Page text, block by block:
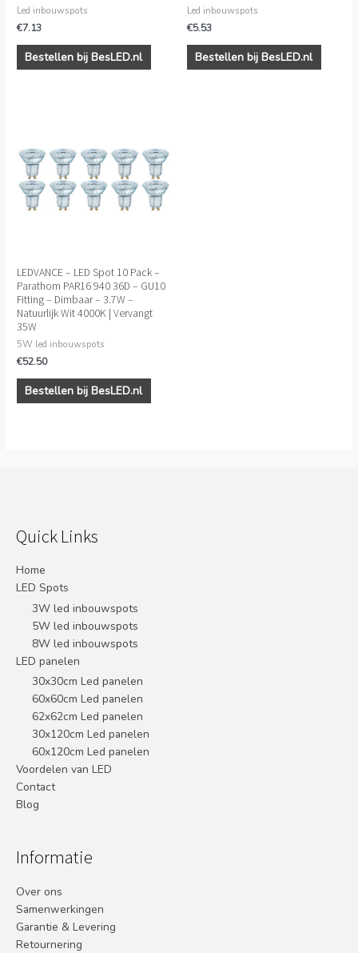
Led inbouwspots
€7.13
Bestellen bij BesLED.nl
Led inbouwspots
€5.53
Bestellen bij BesLED.nl
LEDVANCE – LED Spot 10 Pack –
Parathom PAR16 940 36D – GU10
Fitting – Dimbaar – 3.7W –
Natuurlijk Wit 4000K | Vervangt
35W
5W led inbouwspots
€52.50
Bestellen bij BesLED.nl
Quick Links
Home
LED Spots
3W led inbouwspots
5W led inbouwspots
8W led inbouwspots
LED panelen
30x30cm Led panelen
60x60cm Led panelen
62x62cm Led panelen
30x120cm Led panelen
60x120cm Led panelen
Voordelen van LED
Contact
Blog
Informatie
Over ons
Samenwerkingen
Garantie & Levering
Retournering